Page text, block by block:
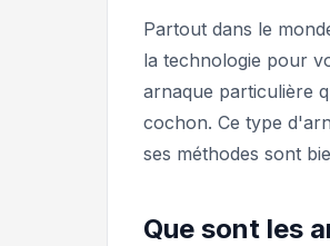
Partout dans le
la technologie pour
arnaque particulière
cochon. Ce type
ses méthodes sont
Que sont les